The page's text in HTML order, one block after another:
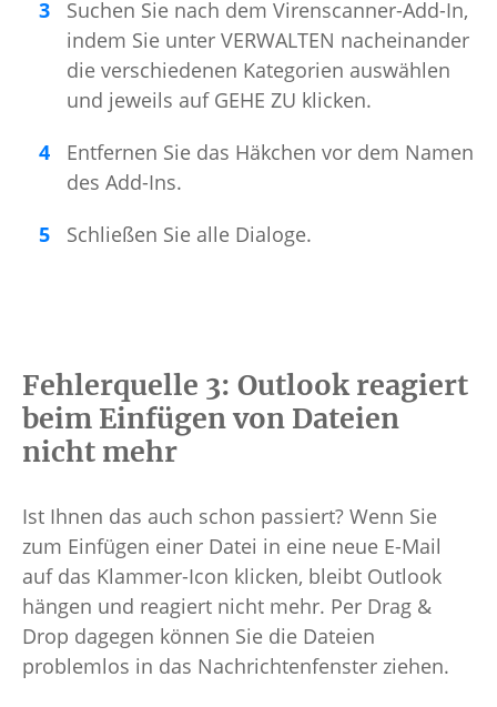
Suchen Sie nach dem Virenscanner-Add-In,
indem Sie unter VERWALTEN nacheinander
die verschiedenen Kategorien auswählen
und jeweils auf GEHE ZU klicken.
Entfernen Sie das Häkchen vor dem Namen
des Add-Ins.
Schließen Sie alle Dialoge.
Fehlerquelle 3: Outlook reagiert
beim Einfügen von Dateien
nicht mehr
Ist Ihnen das auch schon passiert? Wenn Sie
zum Einfügen einer Datei in eine neue E-Mail
auf das Klammer-Icon klicken, bleibt Outlook
hängen und reagiert nicht mehr. Per Drag &
Drop dagegen können Sie die Dateien
problemlos in das Nachrichtenfenster ziehen.